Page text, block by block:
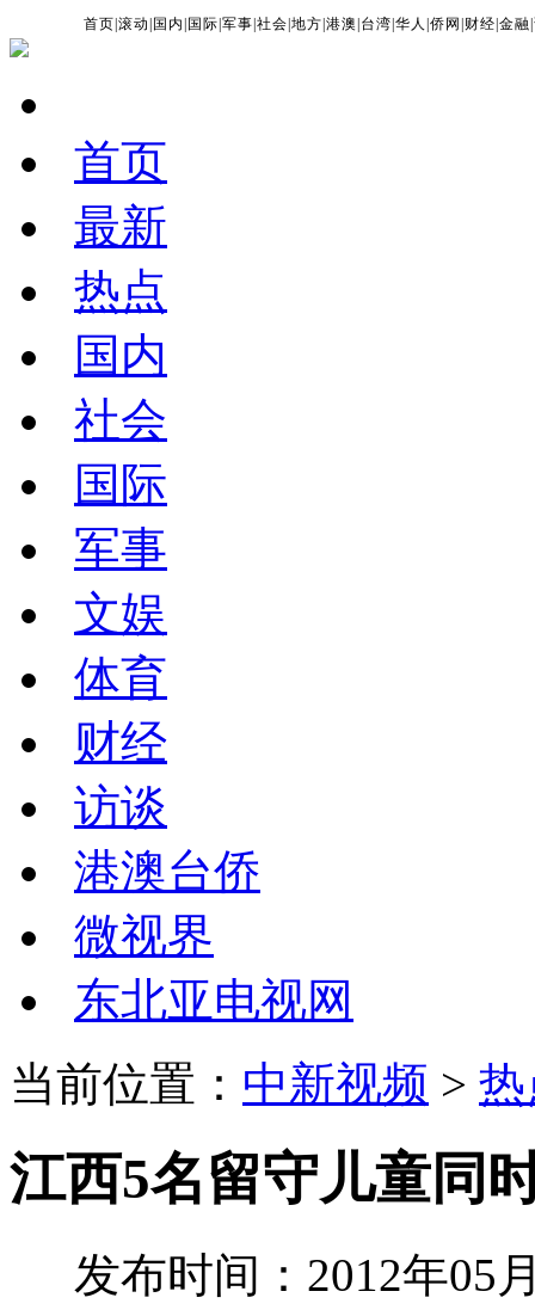
首页 |滚动 国内 国际 |军事 |社会 |地方 |港澳 台湾 |华人 |侨网 财经 |金融 |
首页
最新
热点
国内
社会
国际
军事
文娱
体育
财经
访谈
港澳台侨
微视界
东北亚电视网
当前位置： 中新视频 >
江西5名留守儿童同
发布时间：2012年05